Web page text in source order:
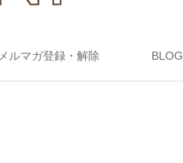
メルマガ登録・解除 BLOG